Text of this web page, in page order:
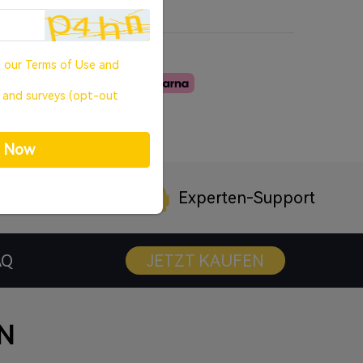
unterstützt: nur über Firmware-Update
Experten-Support
JETZT KAUFEN
our Terms of Use and
and surveys (opt-out
Now